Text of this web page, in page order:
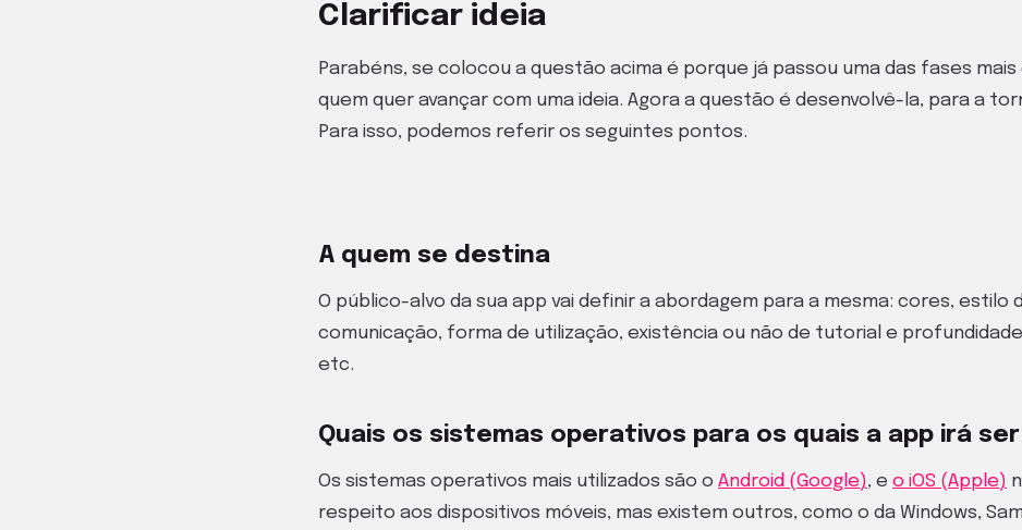
Clarificar ideia
Parabéns, se colocou a questão acima é porque já passou uma das fases
quem quer avançar com uma ideia. Agora a questão é desenvolvê-la, para a
Para isso, podemos referir os seguintes pontos.
A quem se destina
O público-alvo da sua app vai definir a abordagem para a mesma: cores, estilo
comunicação, forma de utilização, existência ou não de tutorial e
etc.
Quais os sistemas operativos para os quais a app irá
Os sistemas operativos mais utilizados são o Android (Google), e o iOS (Apple)
respeito aos dispositivos móveis, mas existem outros, como o da Windows,